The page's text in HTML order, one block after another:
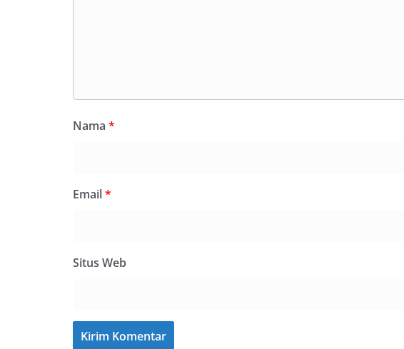
Nama *
Email*
Situs Web